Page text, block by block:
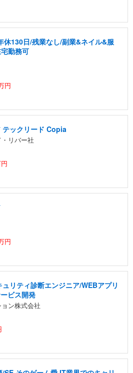
休130日/残業なし/副業&ネイル&服
勤務可
円
テックリード Copia
リバー社
円
リティ診断エンジニア/WEBアプリ
ビス開発
ン株式会社